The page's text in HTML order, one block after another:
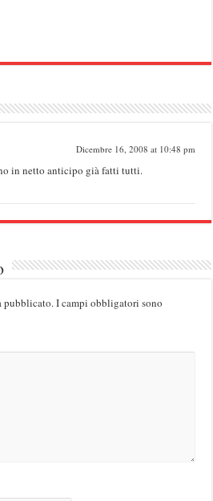
Dicembre 16, 2008 at 10:48 pm
in netto anticipo già fatti tutti.
pubblicato.I campi obbligatori sono